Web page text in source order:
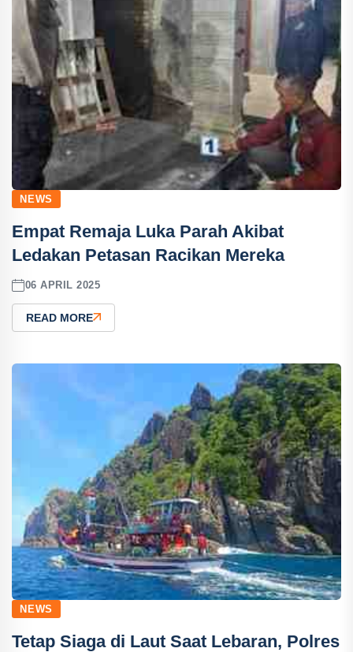
NEWS
Empat Remaja Luka Parah Akibat
Ledakan Petasan Racikan Mereka
06 APRIL 2025
READ MORE
NEWS
Tetap Siaga di Laut Saat Lebaran, Polres